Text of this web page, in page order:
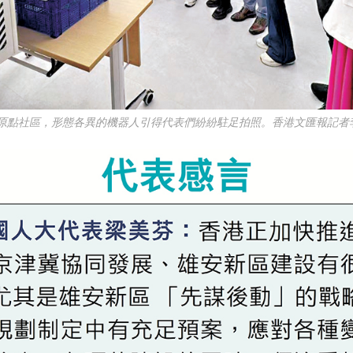
點社區，形態各異的機器人引得代表們紛紛駐足拍照。香港文匯報記者